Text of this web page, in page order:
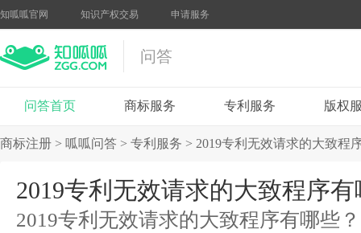
知呱呱官网 知识产权交易 申请服务
问答
问答首页 商标服务 专利服务 版权
商标注册 > 呱呱问答 > 专利服务 > 2019专利无效请求的大致程
2019专利无效请求的大致程序
2019专利无效请求的大致程序有哪些？